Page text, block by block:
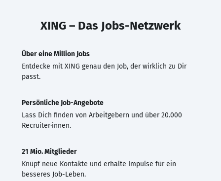
XING – Das Jobs-Netzwerk
Über eine Million Jobs
Entdecke mit XING genau den Job, der wirklich zu Dir
passt.
Persönliche Job-Angebote
Lass Dich finden von Arbeitgebern und über 20.000
Recruiter·innen.
21 Mio. Mitglieder
Knüpf neue Kontakte und erhalte Impulse für ein
besseres Job-Leben.